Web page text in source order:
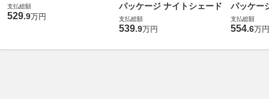
支払総額
529.9万円
パッケージ ナイトシェード
支払総額
539.9万円
パッケー
支払総額
554.6万円